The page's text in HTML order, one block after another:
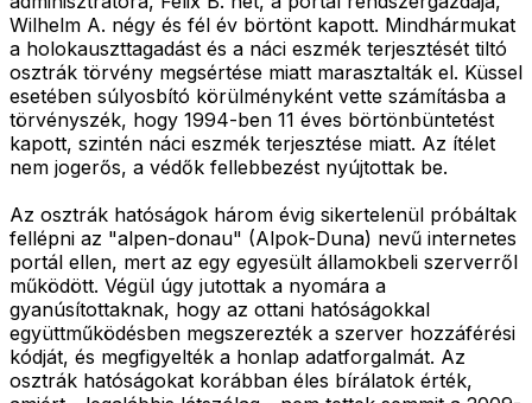
Wilhelm A. négy és fél év börtönt kapott. Mindhármukat
a holokauszttagadást és a náci eszmék terjesztését tiltó
osztrák törvény megsértése miatt marasztalták el. Küssel
esetében súlyosbító körülményként vette számításba a
törvényszék, hogy 1994-ben 11 éves börtönbüntetést
kapott, szintén náci eszmék terjesztése miatt. Az ítélet
nem jogerős, a védők fellebbezést nyújtottak be.
Az osztrák hatóságok három évig sikertelenül próbáltak
fellépni az "alpen-donau" (Alpok-Duna) nevű internetes
portál ellen, mert az egy egyesült államokbeli szerverről
működött. Végül úgy jutottak a nyomára a
gyanúsítottaknak, hogy az ottani hatóságokkal
együttműködésben megszerezték a szerver hozzáférési
kódját, és megfigyelték a honlap adatforgalmát. Az
osztrák hatóságokat korábban éles bírálatok érték,